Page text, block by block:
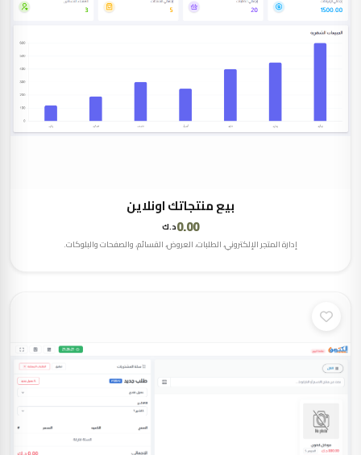
بيع منتجاتك اونلاين
0.00د.ك
إدارة المتجر الإلكتروني، الطلبات، العروض، القسائم، والصفحات والبلوكات.